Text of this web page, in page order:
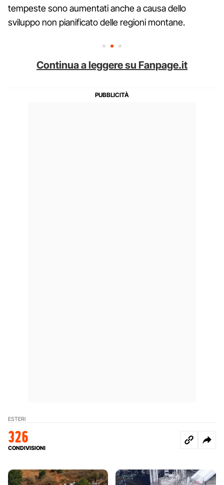
tempeste sono aumentati anche a causa dello
sviluppo non pianificato delle regioni montane.
Continua a leggere su Fanpage.it
ESTERI
326
CONDIVISIONI